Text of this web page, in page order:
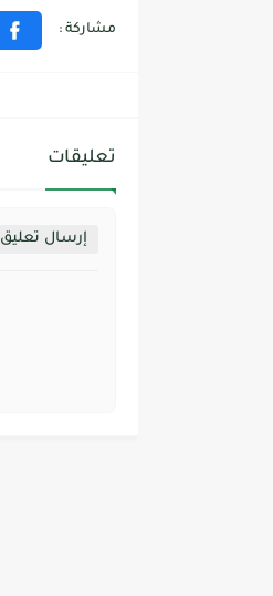
تعليقات
إرسال تعليق